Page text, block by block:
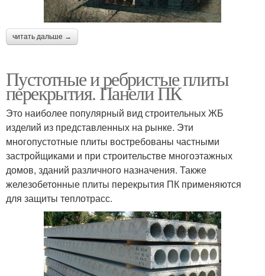
читать дальше →
Пустотные и ребристые плиты
перекрытия. Панели ПК
Это наиболее популярный вид строительных ЖБ
изделий из представленных на рынке. Эти
многопустотные плиты востребованы частными
застройщиками и при строительстве многоэтажных
домов, зданий различного назначения. Также
железобетонные плиты перекрытия ПК применяются
для защиты теплотрасс.